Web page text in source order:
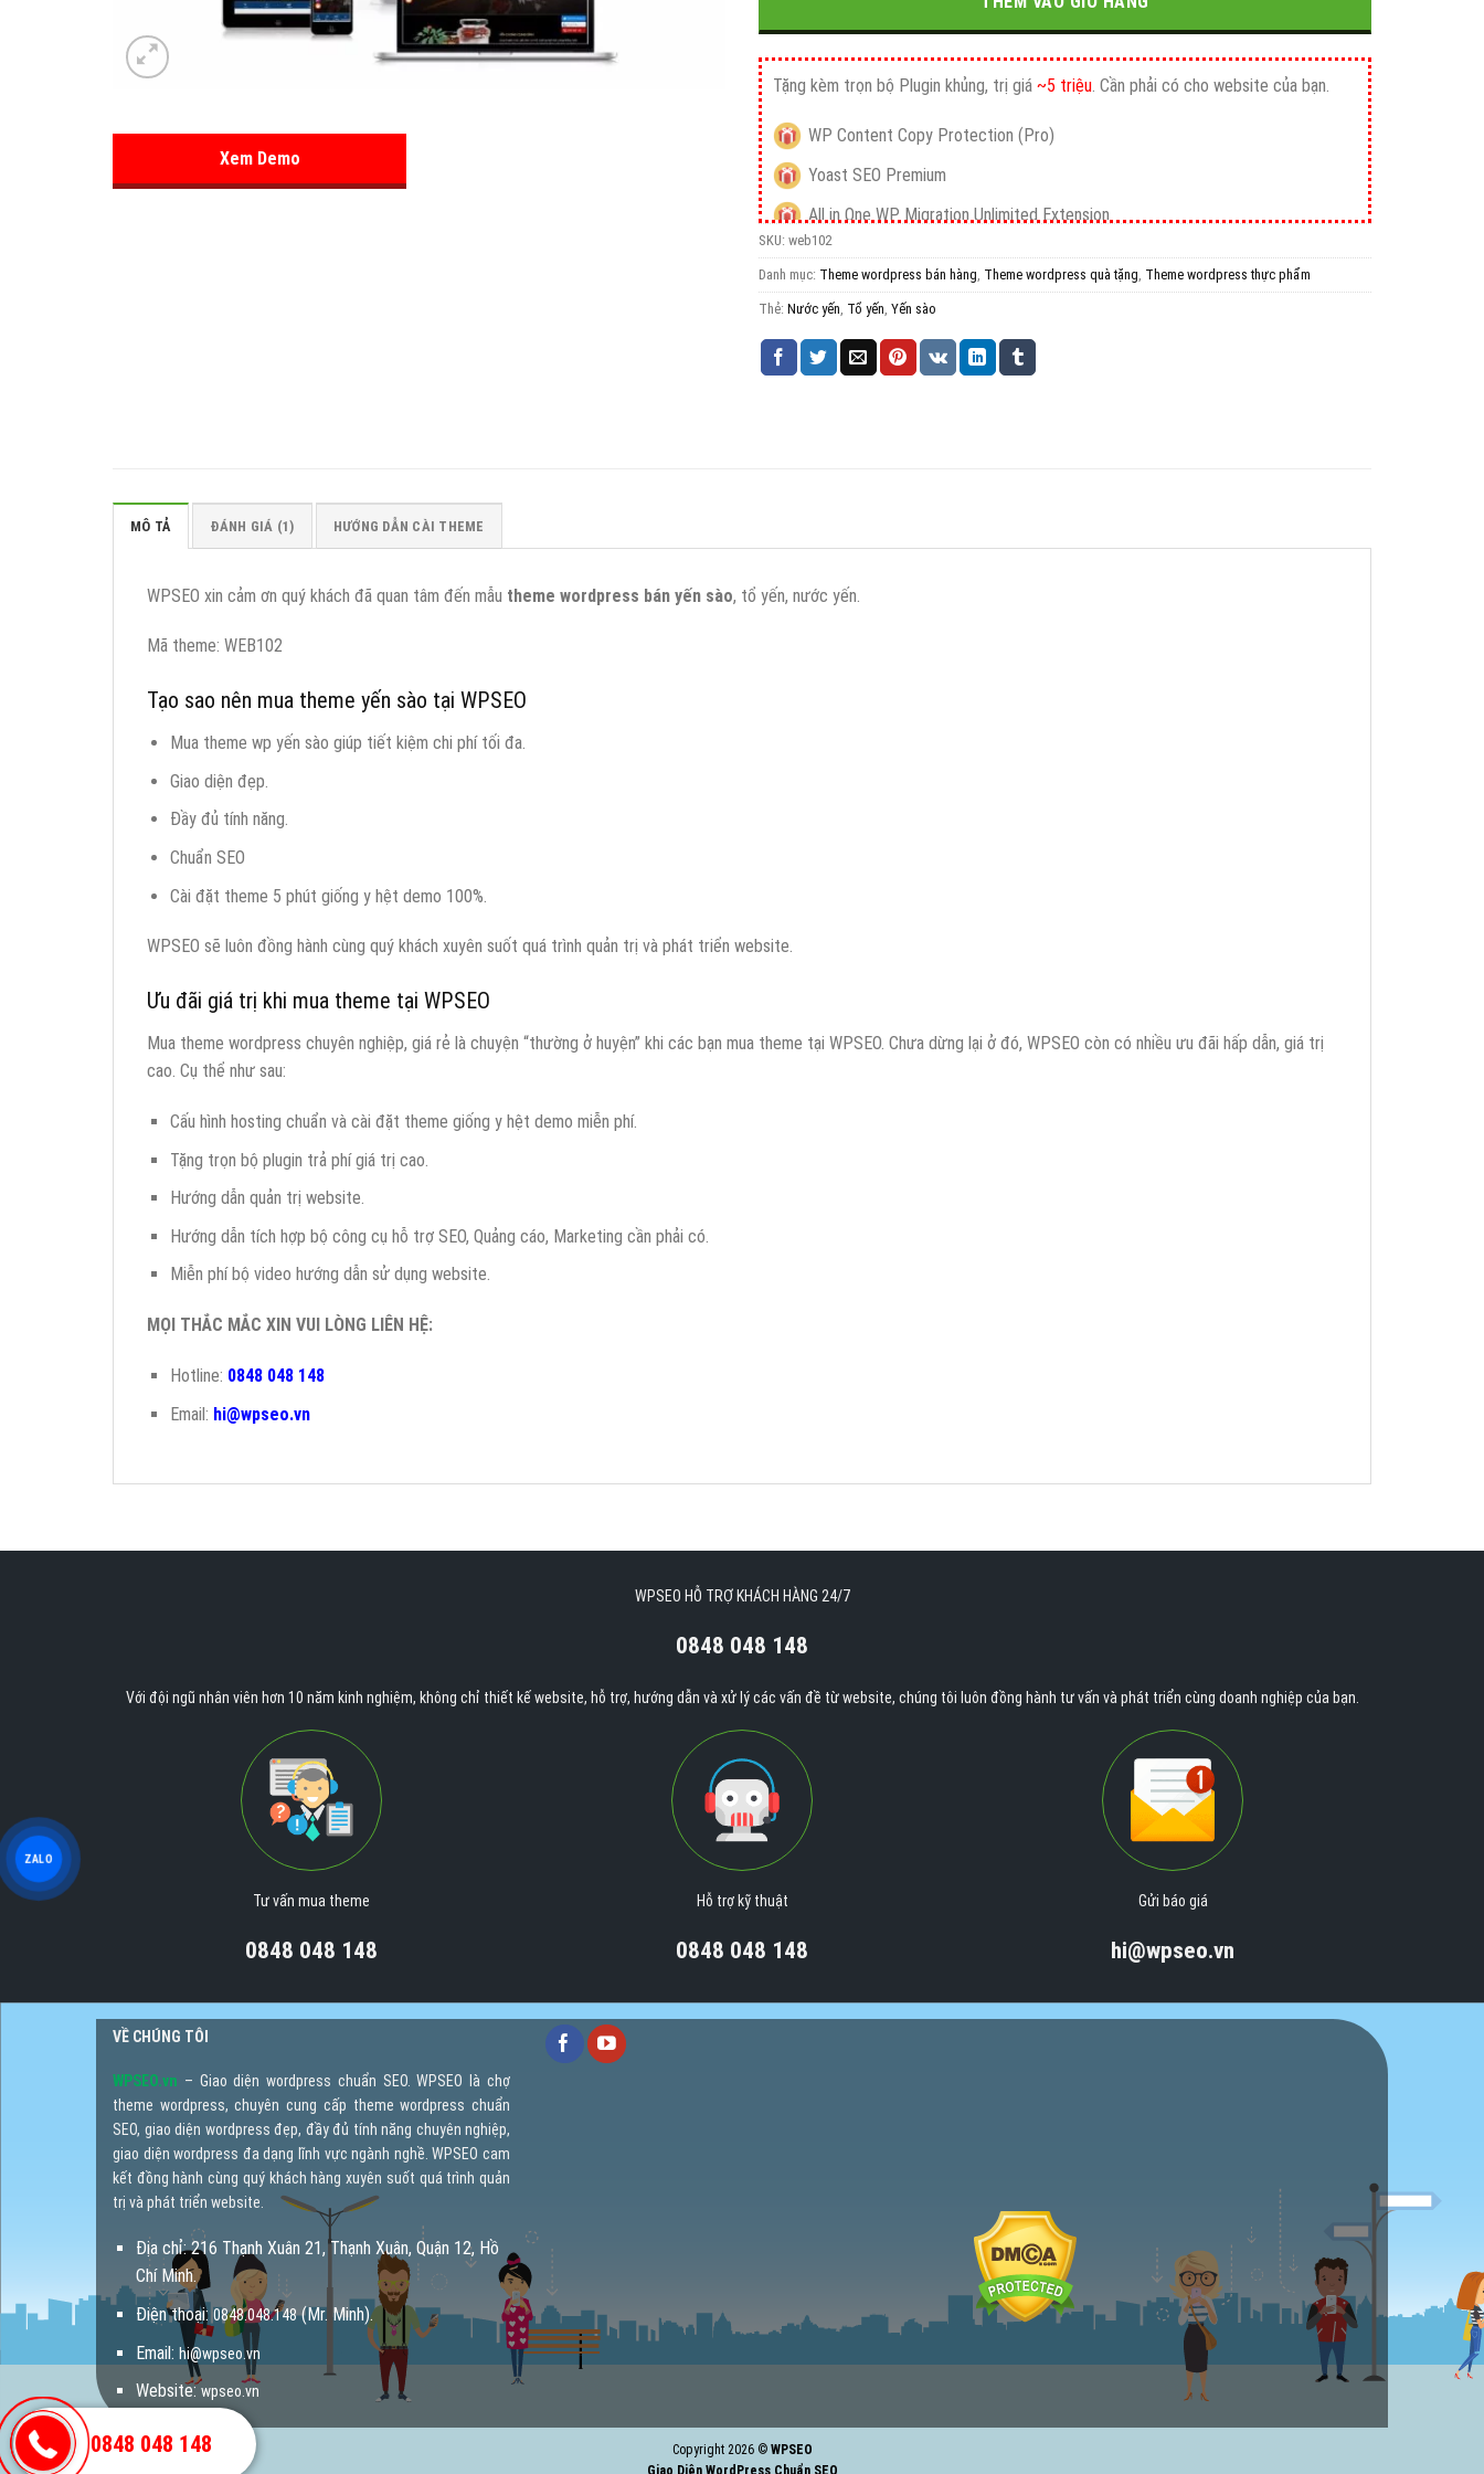
Xem Demo
Tặng kèm trọn bộ Plugin khủng, trị giá ~5 triệu . Cần phải có cho website của bạn.
WP Content Copy Protection (Pro)
Yoast SEO Premium
All in One WP Migration Unlimited Extension
iThemes Security Pro
Wordfence Security Premium
SKU: web102
Danh mục: Theme wordpress bán hàng Theme wordpress quà tặng Theme wordpress thực phẩm
Thẻ: Nước yến Tổ yến Yến sào
MÔ TẢ ĐÁNH GIÁ (1) HƯỚNG DẪN CÀI THEME
WPSEO xin cảm ơn quý khách đã quan tâm đến mẫu theme wordpress bán yến sào, tổ yến, nước yến.
Mã theme: WEB102
Tạo sao nên mua theme yến sào tại WPSEO
Mua theme wp yến sào giúp tiết kiệm chi phí tối đa.
Giao diện đẹp.
Đầy đủ tính năng.
Chuẩn SEO
Cài đặt theme 5 phút giống y hệt demo 100%.
WPSEO sẽ luôn đồng hành cùng quý khách xuyên suốt quá trình quản trị và phát triển website.
Ưu đãi giá trị khi mua theme tại WPSEO
Mua theme wordpress chuyên nghiệp, giá rẻ là chuyện “thường ở huyện” khi các bạn mua theme tại WPSEO. Chưa dừng lại ở đó, WPSEO còn có nhiều ưu đãi hấp dẫn, giá trị
cao. Cụ thể như sau:
Cấu hình hosting chuẩn và cài đặt theme giống y hệt demo miễn phí.
Tặng trọn bộ plugin trả phí giá trị cao.
Hướng dẫn quản trị website.
Hướng dẫn tích hợp bộ công cụ hỗ trợ SEO, Quảng cáo, Marketing cần phải có.
Miễn phí bộ video hướng dẫn sử dụng website.
MỌI THẮC MẮC XIN VUI LÒNG LIÊN HỆ:
Hotline: 0848 048 148
Email: hi@wpseo.vn
WPSEO HỖ TRỢ KHÁCH HÀNG 24/7
0848 048 148
Với đội ngũ nhân viên hơn 10 năm kinh nghiệm, không chỉ thiết kế website, hỗ trợ, hướng dẫn và xử lý các vấn đề từ website, chúng tôi luôn đồng hành tư vấn và phát triển cùng doanh nghiệp của bạn.
Tư vấn mua theme
0848 048 148
Hỗ trợ kỹ thuật
0848 048 148
Gửi báo giá
hi@wpseo.vn
VỀ CHÚNG TÔI
WPSEO.vn – Giao diện wordpress chuẩn SEO. WPSEO là chợ
theme wordpress, chuyên cung cấp theme wordpress chuẩn
SEO, giao diện wordpress đẹp, đầy đủ tính năng chuyên nghiệp,
giao diện wordpress đa dạng lĩnh vực ngành nghề. WPSEO cam
kết đồng hành cùng quý khách hàng xuyên suốt quá trình quản
trị và phát triển website.
Địa chỉ: 216 Thạnh Xuân 21, Thạnh Xuân, Quận 12, Hồ
Chí Minh.
Điện thoại: 0848.048.148(Mr. Minh).
Email: hi@wpseo.vn
Website:wpseo.vn
Copyright 2026 © WPSEO
Giao Diện WordPress Chuẩn SEO
0848 048 148
ZALO